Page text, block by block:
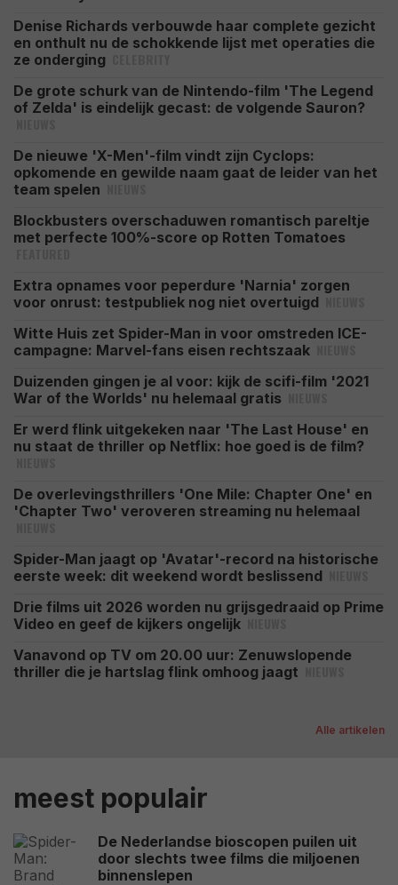
Denise Richards verbouwde haar complete gezicht
en onthult nu de schokkende lijst met operaties die
ze onderging
De grote schurk van de Nintendo-film 'The Legend
of Zelda' is eindelijk gecast: de volgende Sauron?
De nieuwe 'X-Men'-film vindt zijn Cyclops:
opkomende en gewilde naam gaat de leider van het
team spelen
Blockbusters overschaduwen romantisch pareltje
met perfecte 100%-score op Rotten Tomatoes
Extra opnames voor peperdure 'Narnia' zorgen
voor onrust: testpubliek nog niet overtuigd
Witte Huis zet Spider-Man in voor omstreden ICE-
campagne: Marvel-fans eisen rechtszaak
Duizenden gingen je al voor: kijk de scifi-film '2021
War of the Worlds' nu helemaal gratis
Er werd flink uitgekeken naar 'The Last House' en
nu staat de thriller op Netflix: hoe goed is de film?
De overlevingsthrillers 'One Mile: Chapter One' en
'Chapter Two' veroveren streaming nu helemaal
Spider-Man jaagt op 'Avatar'-record na historische
eerste week: dit weekend wordt beslissend
Drie films uit 2026 worden nu grijsgedraaid op Prime
Video en geef de kijkers ongelijk
Vanavond op TV om 20.00 uur: Zenuwslopende
thriller die je hartslag flink omhoog jaagt
Alle artikelen
meest populair
De Nederlandse bioscopen puilen uit
door slechts twee films die miljoenen
binnenslepen